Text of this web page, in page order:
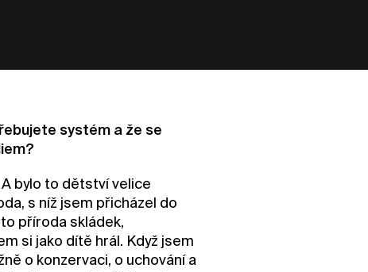
systém a že se
bylo to dětství velice
s níž jsem přicházel do
příroda skládek,
si jako dítě hrál. Když jsem
o konzervaci, o uchování a